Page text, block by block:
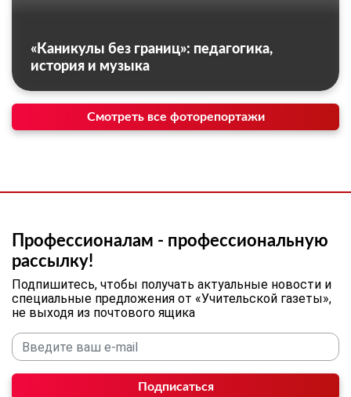
«Каникулы без границ»: педагогика,
история и музыка
Смотреть все фоторепортажи
Профессионалам - профессиональную
рассылку!
Подпишитесь, чтобы получать актуальные новости и
специальные предложения от «Учительской газеты»,
не выходя из почтового ящика
Подписаться